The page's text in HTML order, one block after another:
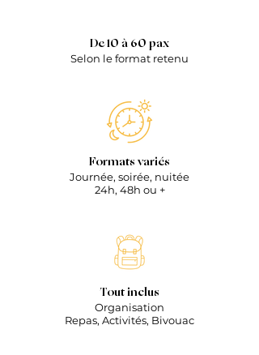
De 10 à 60 pax
Selon le format retenu
Formats variés
Journée, soirée, nuitée
24h, 48h ou +
Tout inclus
Organisation
Repas, Activités, Bivouac